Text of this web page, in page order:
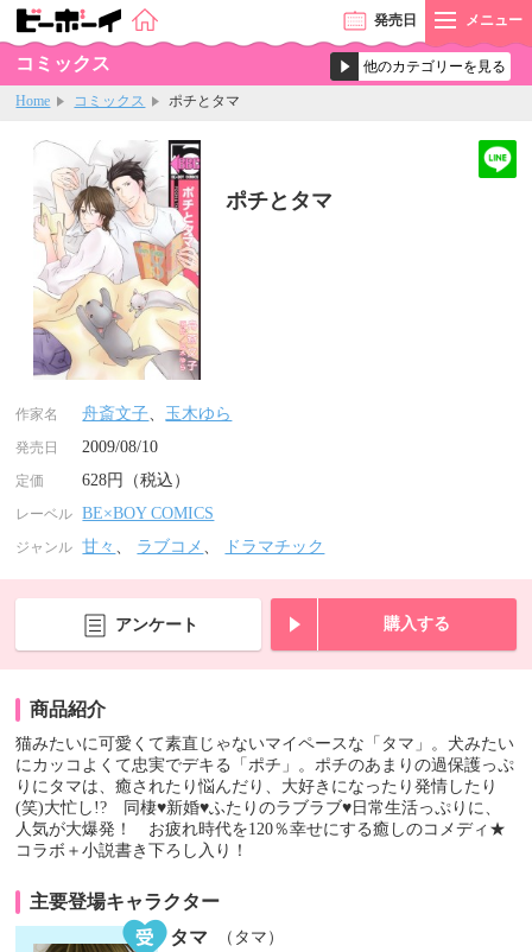
発売日 メニュー
コミックス
Home コミックス ポチとタマ
ポチとタマ
作家名 舟斎文子、 玉木ゆら
発売日 2009/08/10
定価 628円（税込）
レーベル BE×BOY COMICS
ジャンル 甘々 、 ラブコメ 、 ドラマチック
アンケート 購入する
商品紹介
猫みたいに可愛くて素直じゃないマイペースな「タマ」。犬みたい
にカッコよくて忠実でデキる「ポチ」。ポチのあまりの過保護っぷ
りにタマは、癒されたり悩んだり、大好きになったり発情したり
(笑)大忙し!? 同棲♥新婚♥ふたりのラブラブ♥日常生活っぷりに、
人気が大爆発！ お疲れ時代を120％幸せにする癒しのコメディ★
コラボ＋小説書き下ろし入り！
主要登場キャラクター
タマ
（タマ）